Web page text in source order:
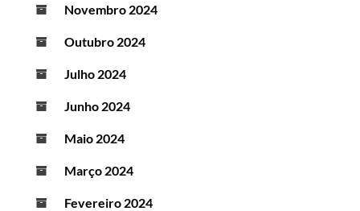
Novembro 2024
Outubro 2024
Julho 2024
Junho 2024
Maio 2024
Março 2024
Fevereiro 2024